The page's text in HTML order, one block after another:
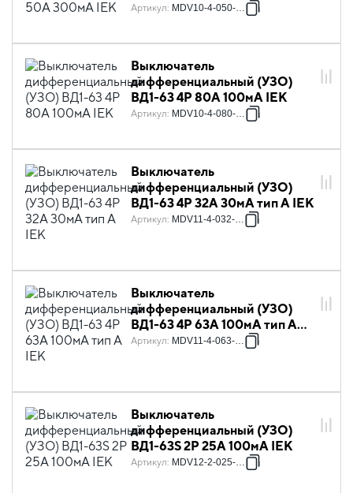
Артикул: MDV10-4-050-300
Выключатель
дифференциальный (УЗО)
ВД1-63 4Р 80А 100мА IEK
Артикул: MDV10-4-080-100
Выключатель
дифференциальный (УЗО)
ВД1-63 4Р 32А 30мА тип А IEK
Артикул: MDV11-4-032-030
Выключатель
дифференциальный (УЗО)
ВД1-63 4Р 63А 100мА тип А
IEK
Артикул: MDV11-4-063-100
Выключатель
дифференциальный (УЗО)
ВД1-63S 2Р 25А 100мА IEK
Артикул: MDV12-2-025-100